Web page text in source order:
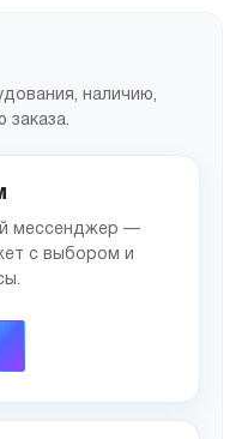
наличию,
мессенджер —
с выбором и